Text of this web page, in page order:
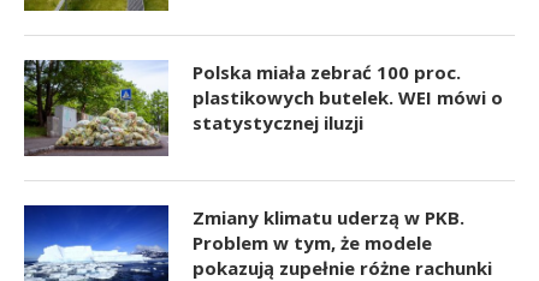
Polska miała zebrać 100 proc.
plastikowych butelek. WEI mówi o
statystycznej iluzji
Zmiany klimatu uderzą w PKB.
Problem w tym, że modele
pokazują zupełnie różne rachunki